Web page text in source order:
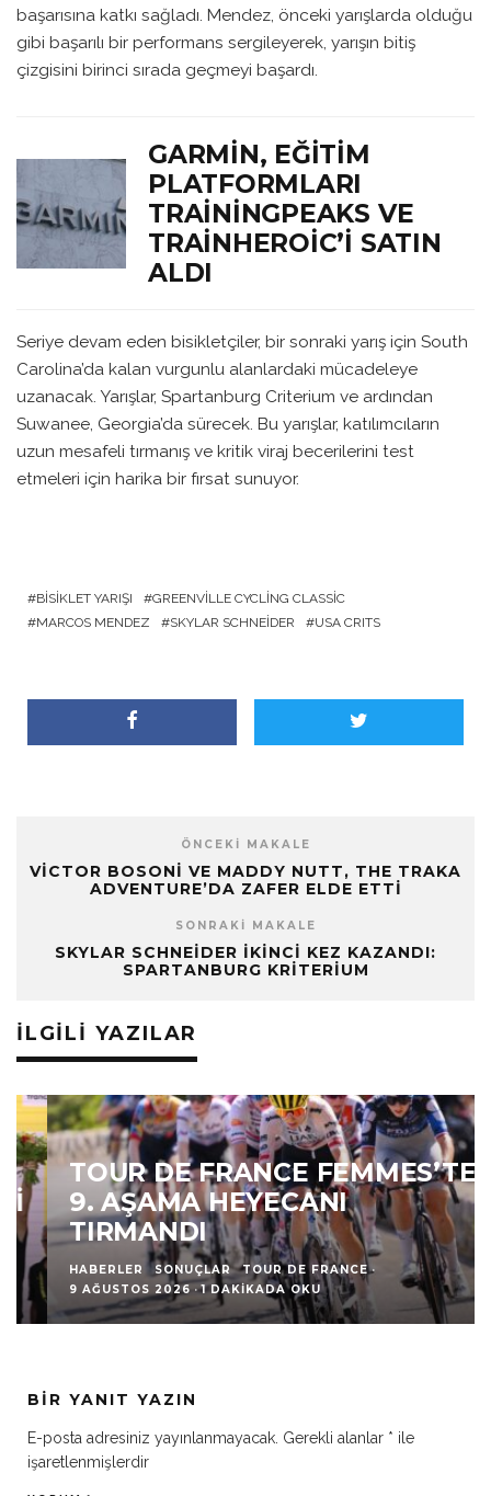
başarısına katkı sağladı. Mendez, önceki yarışlarda olduğu
gibi başarılı bir performans sergileyerek, yarışın bitiş
çizgisini birinci sırada geçmeyi başardı.
GARMIN, EĞITIM
PLATFORMLARI
TRAININGPEAKS VE
TRAINHEROIC’I SATIN
ALDI
Seriye devam eden bisikletçiler, bir sonraki yarış için South
Carolina’da kalan vurgunlu alanlardaki mücadeleye
uzanacak. Yarışlar, Spartanburg Criterium ve ardından
Suwanee, Georgia’da sürecek. Bu yarışlar, katılımcıların
uzun mesafeli tırmanış ve kritik viraj becerilerini test
etmeleri için harika bir fırsat sunuyor.
BISIKLET YARIŞI
GREENVILLE CYCLING CLASSIC
MARCOS MENDEZ
SKYLAR SCHNEIDER USA CRITS
ÖNCEKI MAKALE
VICTOR BOSONI VE MADDY NUTT, THE TRAKA
ADVENTURE’DA ZAFER ELDE ETTI
SONRAKI MAKALE
SKYLAR SCHNEIDER İKINCI KEZ KAZANDI:
SPARTANBURG KRITERIUM
İLGILI YAZILAR
TOUR DE FRANCE FEMMES’TE
9. AŞAMA HEYECANI
TIRMANDI
HABERLER SONUÇLAR TOUR DE FRANCE ·
9 AĞUSTOS 2026 · 1 DAKIKADA OKU
BIR YANIT YAZIN
E-posta adresiniz yayınlanmayacak. Gerekli alanlar * ile
işaretlenmişlerdir